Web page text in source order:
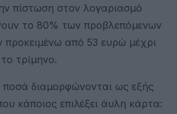
πίστωση στον λογαριασμό
το 80% των προβλεπόμενων
από 53 ευρώ μέχρι
τρίμηνο.
ποσά διαμορφώνονται ως εξής
κάποιος επιλέξει άυλη κάρτα: